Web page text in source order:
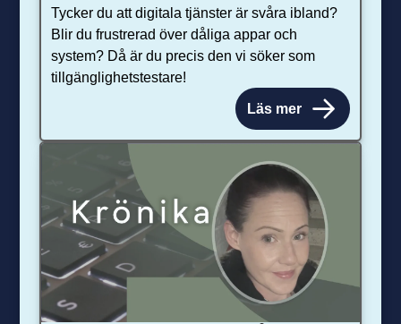
Tycker du att digitala tjänster är svåra ibland?
Blir du frustrerad över dåliga appar och
system? Då är du precis den vi söker som
tillgänglighetstestare!
Läs mer